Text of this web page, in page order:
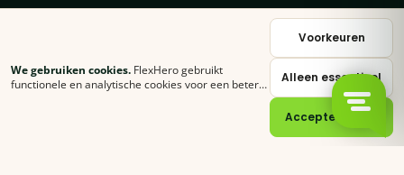
sales@flexhero.com
We gebruiken cookies. FlexHero gebruikt
functionele en analytische cookies voor een betere
Voorkeuren
Alleen essentieel
Accepteer alles